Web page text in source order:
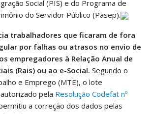
Social (PIS) e do Programa de
do Servidor Público (Pasep).
trabalhadores que ficaram de fora
por falhas ou atrasos no envio de
empregadores à Relação Anual de
(Rais) ou ao e-Social. Segundo o
e Emprego (MTE), o lote
pela Resolução Codefat nº
a correção dos dados pelas